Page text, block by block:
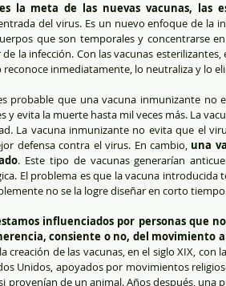
la meta de las nuevas vacunas, las
del virus. Es un nuevo enfoque de la
que son temporales y concentrarse
la infección. Con las vacunas
reconoce inmediatamente, lo neutraliza y lo
probable que una vacuna inmunizante no
y evita la muerte hasta mil veces más. La
La vacuna inmunizante no evita que el
defensa contra el virus. En cambio, una
. Este tipo de vacunas generarían
El problema es que la vacuna introducida
no se la logre diseñar en corto
influenciados por personas que
consiente o no, del movimiento
creación de las vacunas, en el siglo XIX, con
Unidos, apoyados por movimientos
provenían de un animal. Años después, una